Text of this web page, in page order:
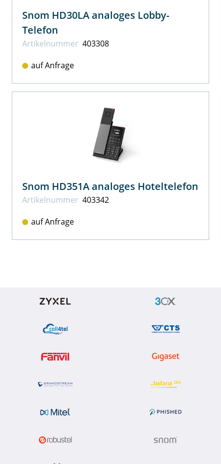
Snom HD30LA analoges Lobby-
Telefon
Artikel­nummer 403308
auf Anfrage
Snom HD351A analoges Hoteltelefon
Artikel­nummer 403342
auf Anfrage